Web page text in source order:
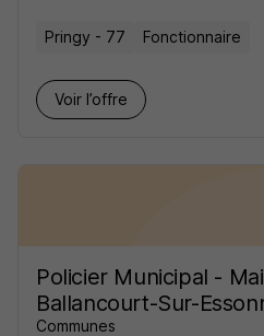
Pringy - 77 Fonctionnaire
Voir l’offre
Policier Municipal -
Ballancourt-Sur-
Communes